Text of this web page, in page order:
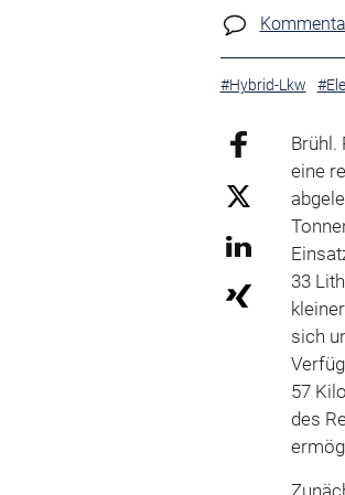
#Hybrid-Lkw
Brühl.
eine
33
sich
57
des